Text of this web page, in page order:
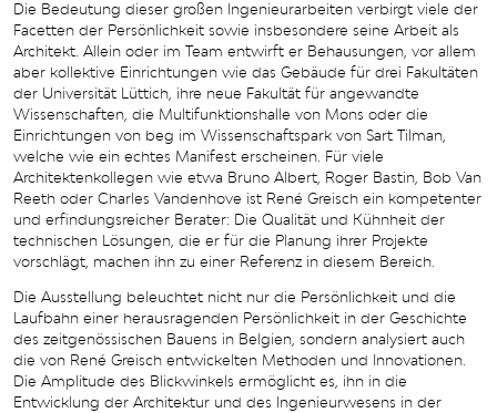
Die Bedeutung dieser großen Ingenieurarbeiten verbirgt viele der
Facetten der Persönlichkeit sowie insbesondere seine Arbeit als
Architekt. Allein oder im Team entwirft er Behausungen, vor allem
aber kollektive Einrichtungen wie das Gebäude für drei Fakultäten
der Universität Lüttich, ihre neue Fakultät für angewandte
Wissenschaften, die Multifunktionshalle von Mons oder die
Einrichtungen von beg im Wissenschaftspark von Sart Tilman,
welche wie ein echtes Manifest erscheinen. Für viele
Architektenkollegen wie etwa Bruno Albert, Roger Bastin, Bob Van
Reeth oder Charles Vandenhove ist René Greisch ein kompetenter
und erfindungsreicher Berater: Die Qualität und Kühnheit der
technischen Lösungen, die er für die Planung ihrer Projekte
vorschlägt, machen ihn zu einer Referenz in diesem Bereich.
Die Ausstellung beleuchtet nicht nur die Persönlichkeit und die
Laufbahn einer herausragenden Persönlichkeit in der Geschichte
des zeitgenössischen Bauens in Belgien, sondern analysiert auch
die von René Greisch entwickelten Methoden und Innovationen.
Die Amplitude des Blickwinkels ermöglicht es, ihn in die
Entwicklung der Architektur und des Ingenieurwesens in der